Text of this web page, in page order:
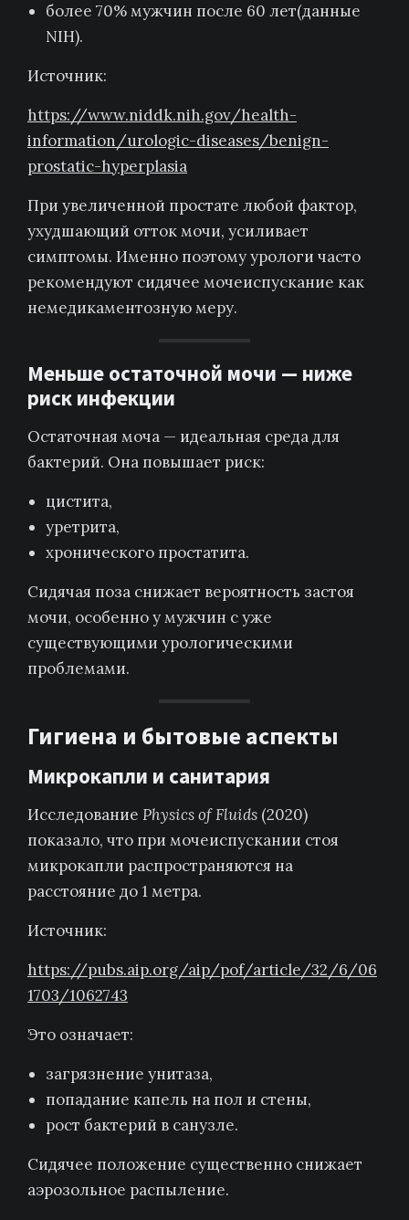
более 70% мужчин после 60 лет(данные
NIH).
Источник:
https://www.niddk.nih.gov/health-
information/urologic-diseases/benign-
prostatic-hyperplasia
При увеличенной простате любой фактор,
ухудшающий отток мочи, усиливает
симптомы. Именно поэтому урологи часто
рекомендуют сидячее мочеиспускание как
немедикаментозную меру.
Меньше остаточной мочи — ниже
риск инфекции
Остаточная моча — идеальная среда для
бактерий. Она повышает риск:
цистита,
уретрита,
хронического простатита.
Сидячая поза снижает вероятность застоя
мочи, особенно у мужчин с уже
существующими урологическими
проблемами.
Гигиена и бытовые аспекты
Микрокапли и санитария
Исследование Physics of Fluids (2020)
показало, что при мочеиспускании стоя
микрокапли распространяются на
расстояние до 1 метра.
Источник:
https://pubs.aip.org/aip/pof/article/32/6/06
1703/1062743
Это означает:
загрязнение унитаза,
попадание капель на пол и стены,
рост бактерий в санузле.
Сидячее положение существенно снижает
аэрозольное распыление.